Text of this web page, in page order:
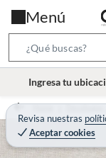
Menú
t
Ingresa tu
Revisa nuestras
Aceptar cookies
Home